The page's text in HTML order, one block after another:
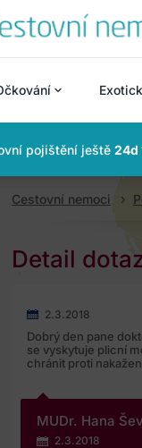
pojištění ještě 24d
Cestovní nemoci
Detail
2.3.2018
Dobrý den pane
se vyskytuje plicní
chránit proti
MUDr. Hana
2.3.2018